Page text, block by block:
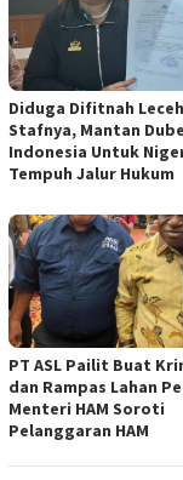
Diduga Difitnah
Stafnya, Mantan
Indonesia Untuk
Tempuh Jalur Hukum
PT ASL Pailit Buat
dan Rampas Lahan
Menteri HAM Soroti
Pelanggaran HAM